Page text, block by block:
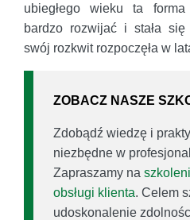
ubiegłego wieku ta
bardzo rozwijać i stała
swój rozkwit rozpoczęła w
ZOBACZ NASZE
Zdobądź wiedzę i
niezbędne w
Zapraszamy na
obsługi klienta. Celem
udoskonalenie